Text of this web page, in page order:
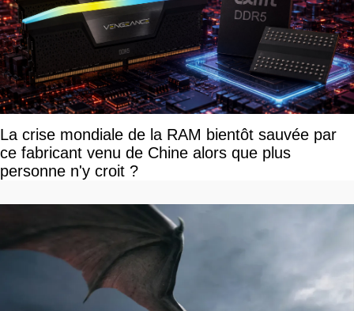
La crise mondiale de la RAM bientôt sauvée par
ce fabricant venu de Chine alors que plus
personne n'y croit ?